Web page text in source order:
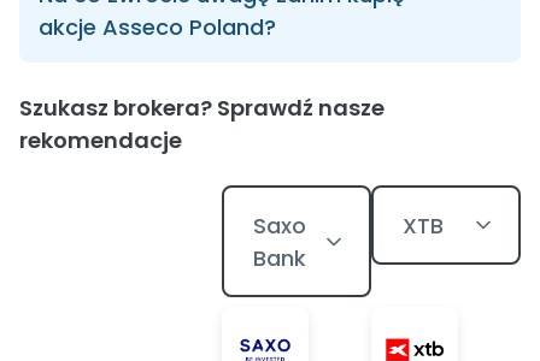
akcje Asseco Poland?
Szukasz brokera? Sprawdź nasze
rekomendacje
Saxo
Bank
XTB